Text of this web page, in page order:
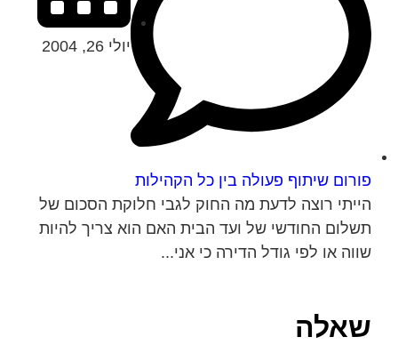
פורום שיתוף פעולה בין כל הקהילות
יולי 26, 2004
הייתי רוצה לדעת מה החוק לגבי חלוקת הסכום של
תשלום החודשי של ועד הבית האם הוא צריך להיות
שווה או לפי גודל הדירה כי אני...
שאלה